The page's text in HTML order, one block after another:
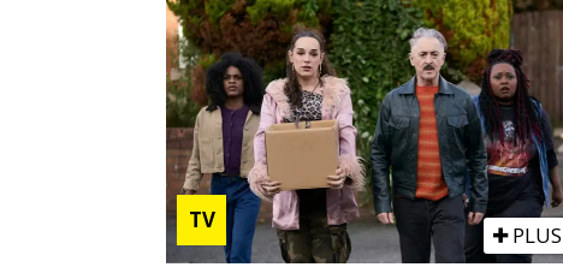
TV
PLUS